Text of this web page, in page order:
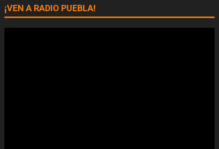
¡VEN A RADIO PUEBLA!